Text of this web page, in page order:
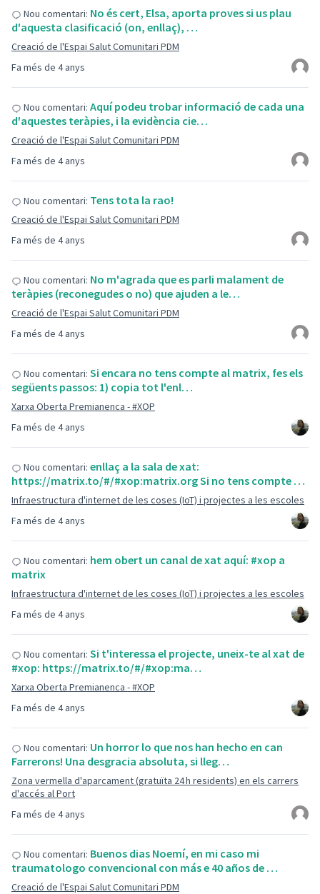
Fa més de 4 anys
Nou comentari: No és cert, Elsa, aporta proves si us plau
d'aquesta clasificació (on, enllaç), …
Creació de l'Espai Salut Comunitari PDM
Fa més de 4 anys
Nou comentari: Aquí podeu trobar informació de cada una
d'aquestes teràpies, i la evidència cie…
Creació de l'Espai Salut Comunitari PDM
Fa més de 4 anys
Nou comentari: Tens tota la rao!
Creació de l'Espai Salut Comunitari PDM
Fa més de 4 anys
Nou comentari: No m'agrada que es parli malament de
teràpies (reconegudes o no) que ajuden a le…
Creació de l'Espai Salut Comunitari PDM
Fa més de 4 anys
Nou comentari: Si encara no tens compte al matrix, fes els
següents passos: 1) copia tot l'enl…
Xarxa Oberta Premianenca - #XOP
Fa més de 4 anys
Nou comentari: enllaç a la sala de xat:
https://matrix.to/#/#xop:matrix.org Si no tens compte …
Infraestructura d'internet de les coses (IoT) i projectes a les escoles
Fa més de 4 anys
Nou comentari: hem obert un canal de xat aquí: #xop a
matrix
Infraestructura d'internet de les coses (IoT) i projectes a les escoles
Fa més de 4 anys
Nou comentari: Si t'interessa el projecte, uneix-te al xat de
#xop: https://matrix.to/#/#xop:ma…
Xarxa Oberta Premianenca - #XOP
Fa més de 4 anys
Nou comentari: Un horror lo que nos han hecho en can
Farrerons! Una desgracia absoluta, si lleg…
Zona vermella d'aparcament (gratuïta 24 h residents) en els carrers
d'accés al Port
Nou comentari: Buenos dias Noemí, en mi caso mi
traumatologo convencional con más e 40 años de …
Creació de l'Espai Salut Comunitari PDM